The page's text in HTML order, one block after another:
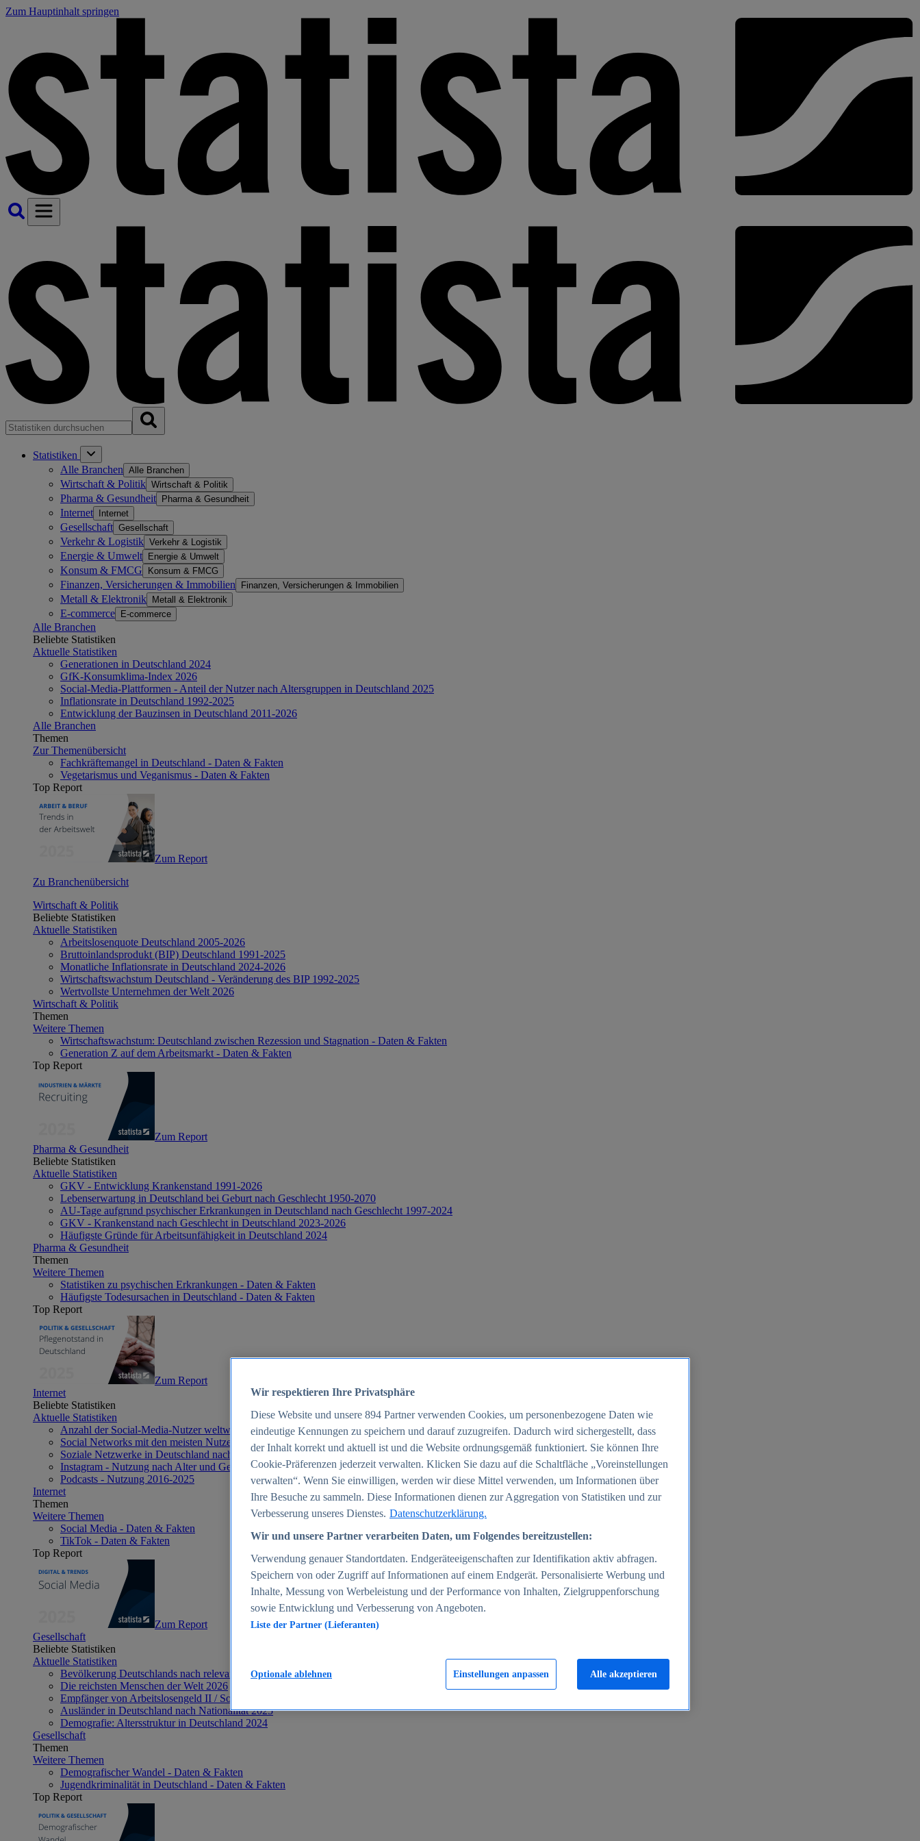
Zum Hauptinhalt springen
Statistiken
Alle Branchen Alle Branchen
Wirtschaft & Politik Wirtschaft & Politik
Pharma & Gesundheit Pharma & Gesundheit
Internet Internet
Gesellschaft Gesellschaft
Verkehr & Logistik Verkehr & Logistik
Energie & Umwelt Energie & Umwelt
Konsum & FMCG Konsum & FMCG
Finanzen, Versicherungen & Immobilien Finanzen, Versicherungen & Immobilien
Metall & Elektronik Metall & Elektronik
E-commerce E-commerce
Alle Branchen
Beliebte Statistiken
Aktuelle Statistiken
Generationen in Deutschland 2024
GfK-Konsumklima-Index 2026
Social-Media-Plattformen - Anteil der Nutzer nach Altersgruppen in Deutschland 2025
Inflationsrate in Deutschland 1992-2025
Entwicklung der Bauzinsen in Deutschland 2011-2026
Alle Branchen
Themen
Zur Themenübersicht
Fachkräftemangel in Deutschland - Daten & Fakten
Vegetarismus und Veganismus - Daten & Fakten
Top Report
Zum Report
Zu Branchenübersicht
Wirtschaft & Politik
Beliebte Statistiken
Aktuelle Statistiken
Arbeitslosenquote Deutschland 2005-2026
Bruttoinlandsprodukt (BIP) Deutschland 1991-2025
Monatliche Inflationsrate in Deutschland 2024-2026
Wirtschaftswachstum Deutschland - Veränderung des BIP 1992-2025
Wertvollste Unternehmen der Welt 2026
Wirtschaft & Politik
Themen
Weitere Themen
Wirtschaftswachstum: Deutschland zwischen Rezession und Stagnation - Daten & Fakten
Generation Z auf dem Arbeitsmarkt - Daten & Fakten
Top Report
Zum Report
Pharma & Gesundheit
Beliebte Statistiken
Aktuelle Statistiken
GKV - Entwicklung Krankenstand 1991-2026
Lebenserwartung in Deutschland bei Geburt nach Geschlecht 1950-2070
AU-Tage aufgrund psychischer Erkrankungen in Deutschland nach Geschlecht 1997-2024
GKV - Krankenstand nach Geschlecht in Deutschland 2023-2026
Häufigste Gründe für Arbeitsunfähigkeit in Deutschland 2024
Pharma & Gesundheit
Themen
Weitere Themen
Statistiken zu psychischen Erkrankungen - Daten & Fakten
Häufigste Todesursachen in Deutschland - Daten & Fakten
Top Report
Zum Report
Internet
Beliebte Statistiken
Aktuelle Statistiken
Anzahl der Social-Media-Nutzer weltweit 2012-2025
Social Networks mit den meisten Nutzern weltweit 2025
Soziale Netzwerke in Deutschland nach Generationen 2025
Instagram - Nutzung nach Alter und Geschlecht in Deutschland 2025
Podcasts - Nutzung 2016-2025
Internet
Themen
Weitere Themen
Social Media - Daten & Fakten
TikTok - Daten & Fakten
Top Report
Zum Report
Gesellschaft
Beliebte Statistiken
Aktuelle Statistiken
Bevölkerung Deutschlands nach relevanten Altersgruppen 2024
Die reichsten Menschen der Welt 2026
Empfänger von Arbeitslosengeld II / Sozialgeld / Bürgergeld in Deutschland 2005-2025
Ausländer in Deutschland nach Nationalität 2025
Demografie: Altersstruktur in Deutschland 2024
Gesellschaft
Themen
Weitere Themen
Demografischer Wandel - Daten & Fakten
Jugendkriminalität in Deutschland - Daten & Fakten
Top Report
Wir respektieren Ihre Privatsphäre
Diese Website und unsere 894 Partner verwenden Cookies, um personenbezogene Daten wie
eindeutige Kennungen zu speichern und darauf zuzugreifen. Dadurch wird sichergestellt, dass
der Inhalt korrekt und aktuell ist und die Website ordnungsgemäß funktioniert. Sie können Ihre
Cookie-Präferenzen jederzeit verwalten. Klicken Sie dazu auf die Schaltfläche „Voreinstellungen
verwalten“. Wenn Sie einwilligen, werden wir diese Mittel verwenden, um Informationen über
Ihre Besuche zu sammeln. Diese Informationen dienen zur Aggregation von Statistiken und zur
Verbesserung unseres Dienstes. Datenschutzerklärung.
Wir und unsere Partner verarbeiten Daten, um Folgendes bereitzustellen:
Verwendung genauer Standortdaten. Endgeräteeigenschaften zur Identifikation aktiv abfragen.
Speichern von oder Zugriff auf Informationen auf einem Endgerät. Personalisierte Werbung und
Inhalte, Messung von Werbeleistung und der Performance von Inhalten, Zielgruppenforschung
sowie Entwicklung und Verbesserung von Angeboten.
Liste der Partner (Lieferanten)
Einstellungen anpassen
Optionale ablehnen Alle akzeptieren